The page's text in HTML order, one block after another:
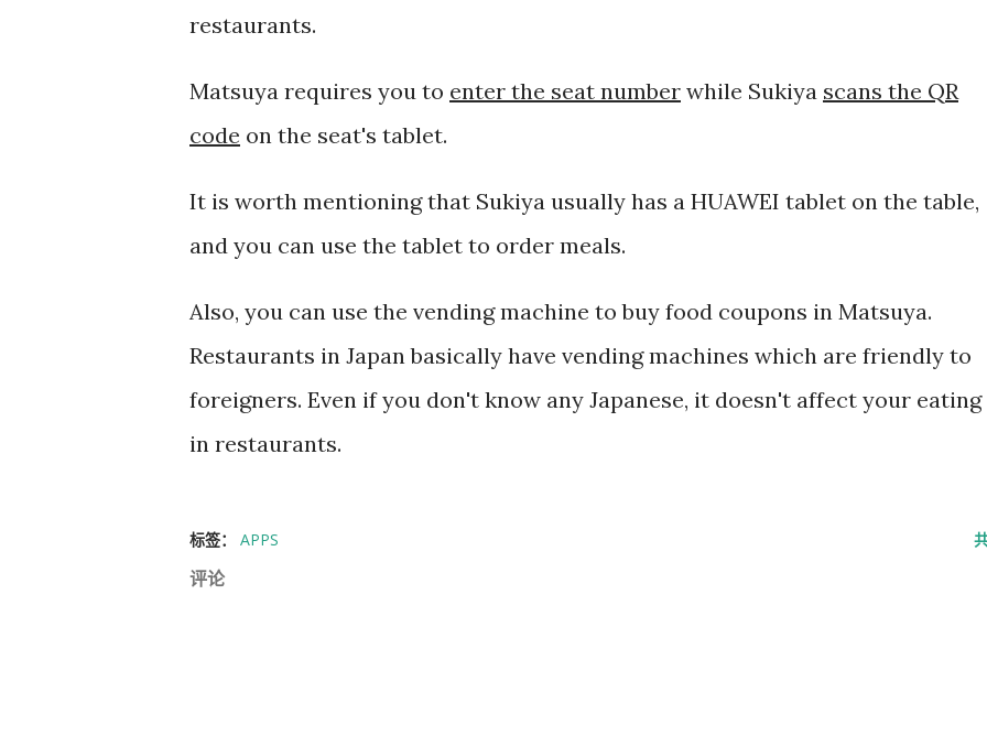
前，我最担心的是： 门口电话应该
实没...
restaurants.
Matsuya requires you to enter the seat number while Sukiya scans the QR
code on the seat's tablet.
It is worth mentioning that Sukiya usually has a HUAWEI tablet on the table,
and you can use the tablet to order meals.
Also, you can use the vending machine to buy food coupons in Matsuya.
Restaurants in Japan basically have vending machines which are friendly to
foreigners. Even if you don't know any Japanese, it doesn't affect your eating
in restaurants.
标签： APPS
评论